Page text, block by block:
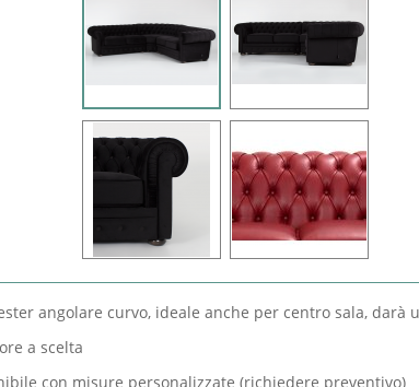
angolare curvo, ideale anche per centro sala,
a scelta
con misure personalizzate (richiedere preventivo)